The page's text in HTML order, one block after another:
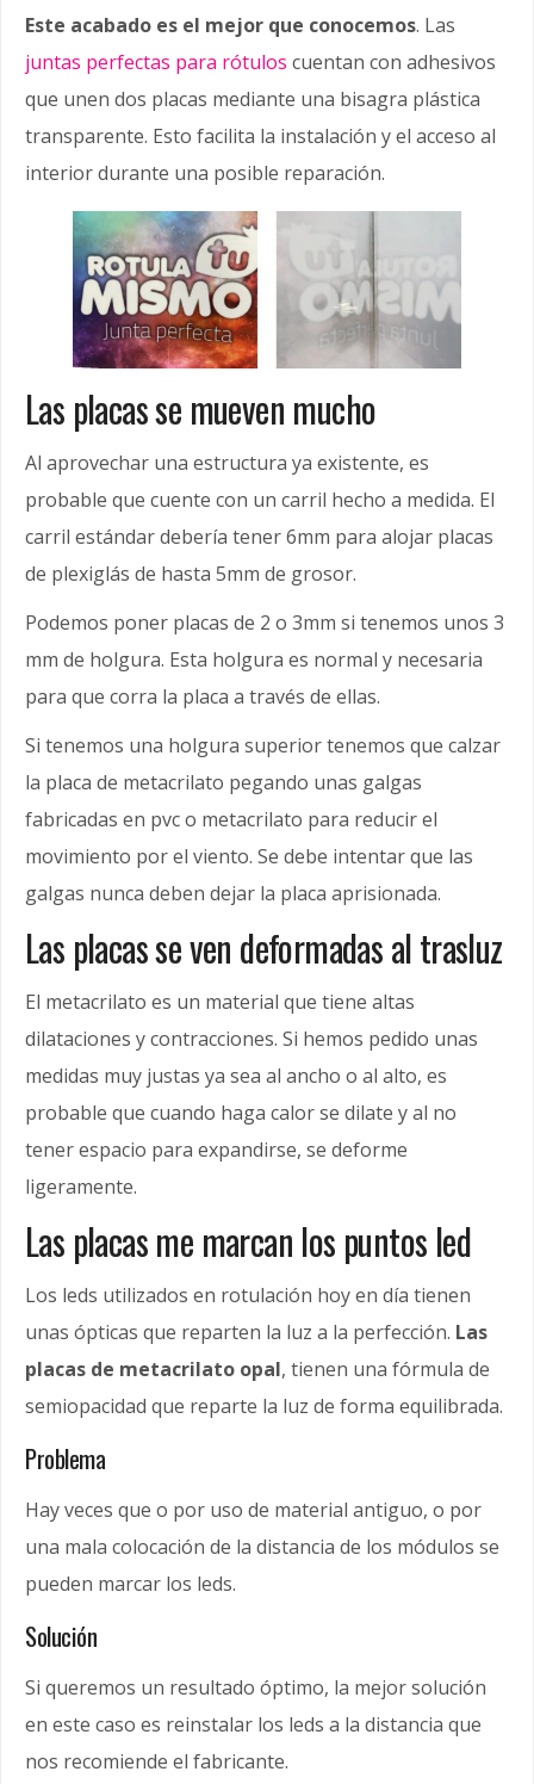
Este acabado es el mejor que conocemos. Las
juntas perfectas para rótulos cuentan con adhesivos
que unen dos placas mediante una bisagra plástica
transparente. Esto facilita la instalación y el acceso al
interior durante una posible reparación.
Las placas se mueven mucho
Al aprovechar una estructura ya existente, es
probable que cuente con un carril hecho a medida. El
carril estándar debería tener 6mm para alojar placas
de plexiglás de hasta 5mm de grosor.
Podemos poner placas de 2 o 3mm si tenemos unos 3
mm de holgura. Esta holgura es normal y necesaria
para que corra la placa a través de ellas.
Si tenemos una holgura superior tenemos que calzar
la placa de metacrilato pegando unas galgas
fabricadas en pvc o metacrilato para reducir el
movimiento por el viento. Se debe intentar que las
galgas nunca deben dejar la placa aprisionada.
Las placas se ven deformadas al trasluz
El metacrilato es un material que tiene altas
dilataciones y contracciones. Si hemos pedido unas
medidas muy justas ya sea al ancho o al alto, es
probable que cuando haga calor se dilate y al no
tener espacio para expandirse, se deforme
ligeramente.
Las placas me marcan los puntos led
Los leds utilizados en rotulación hoy en día tienen
unas ópticas que reparten la luz a la perfección. Las
placas de metacrilato opal, tienen una fórmula de
semiopacidad que reparte la luz de forma equilibrada.
Problema
Hay veces que o por uso de material antiguo, o por
una mala colocación de la distancia de los módulos se
pueden marcar los leds.
Solución
Si queremos un resultado óptimo, la mejor solución
en este caso es reinstalar los leds a la distancia que
nos recomiende el fabricante.